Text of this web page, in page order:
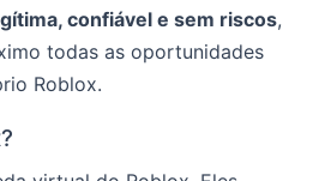
confiável e sem riscos,
todas as oportunidades
Roblox.